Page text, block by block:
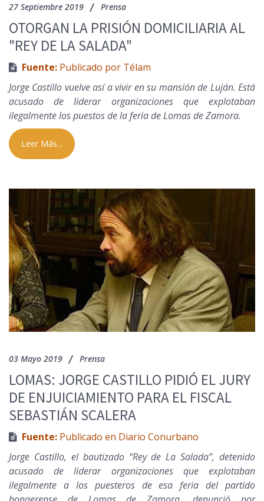
27 Septiembre 2019 Prensa
OTORGAN LA PRISIÓN DOMICILIARIA AL
"REY DE LA SALADA"
Fuente: Publicado por Télam
Jorge Castillo vuelve así a vivir en su mansión de Luján. Está
acusado de liderar organizaciones que explotaban
ilegalmente los puestos de la feria de Lomas de Zamora.
Leer Más...
03 Mayo 2019 Prensa
LOMAS: JORGE CASTILLO PIDIÓ EL JURY
DE ENJUICIAMIENTO PARA EL FISCAL
SEBASTIÁN SCALERA
Fuente: Publicado en Diario Conurbano
Jorge Castillo, el bautizado “Rey de La Salada”, detenido
acusado de liderar organizaciones que explotaban
ilegalmente a los puesteros de esa feria del partido